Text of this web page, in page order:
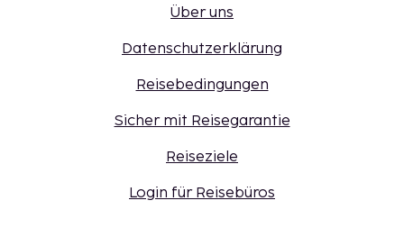
Über uns
Datenschutzerklärung
Reisebedingungen
Sicher mit Reisegarantie
Reiseziele
Login für Reisebüros